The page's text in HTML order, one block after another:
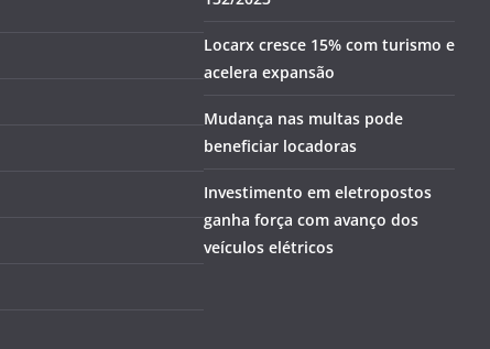
Locarx cresce 15% com turismo e
acelera expansão
Mudança nas multas pode
beneficiar locadoras
Investimento em eletropostos
ganha força com avanço dos
veículos elétricos